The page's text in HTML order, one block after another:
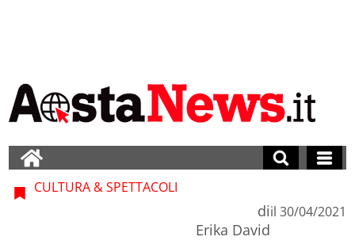
CULTURA & SPETTACOLI
di
Erika David
il 30/04/2021